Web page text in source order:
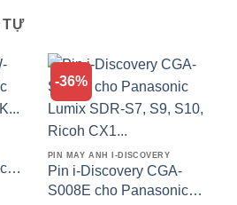
TỰ
-36%
PIN MÁY ẢNH I-DISCOVERY
Pin i-Discovery CGA-
S008E cho Panasonic